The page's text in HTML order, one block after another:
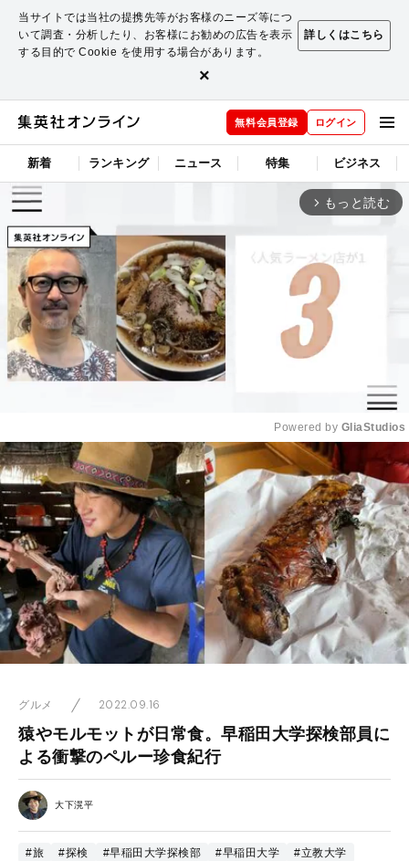
当サイトでは当社の提携先等がお客様のニーズ等につ
いて調査・分析したり、お客様にお勧めの広告を表示
する目的で Cookie を使用する場合があります。
詳しくはこちら
×
無料会員登録 ログイン
新着 ランキング ニュース 特集 ビジネス
arrow_forward_ios もっと読む
Powered by GliaStudios
グルメ 2022.09.16
猿やモルモットが日常食。早稲田大学探検部員に
よる衝撃のペルー珍食紀行
大下滉平
#旅 #探検 #早稲田大学探検部 #早稲田大学
#立教大学